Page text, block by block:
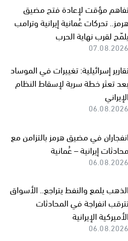
مؤقت لإعادة فتح مضيق
هرمز.. تحركات عُمانية إيرانية وترامب
يلمّح لقرب نهاية الحرب
07.08.2026
إسرائيلية: تغييرات في الموساد
بعد تعثر خطة سرية لإسقاط النظام
الإيراني
06.08.2026
انفجاران في مضيق هرمز بالتزامن مع
محادثات إيرانية – عُمانية
06.08.2026
الذهب يلمع والنفط يتراجع.. الأسواق
انفراجة في المحادثات
الأميركية الإيرانية
06.08.2026